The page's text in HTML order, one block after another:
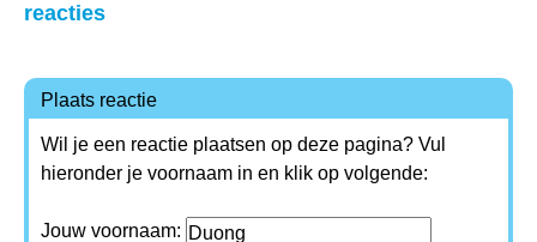
reacties
Plaats reactie
Wil je een reactie plaatsen op deze pagina? Vul
hieronder je voornaam in en klik op volgende:
Jouw voornaam: